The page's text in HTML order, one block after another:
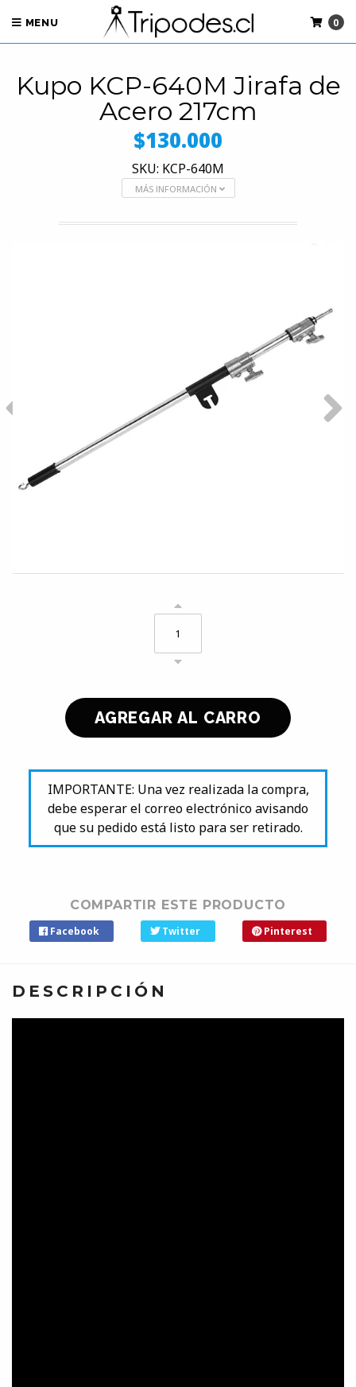
MENU 0
Kupo KCP-640M Jirafa de
Acero 217cm
$130.000
SKU: KCP-640M
MÁS INFORMACIÓN
IMPORTANTE: Una vez realizada la compra,
debe esperar el correo electrónico avisando
que su pedido está listo para ser retirado.
COMPARTIR ESTE PRODUCTO
Facebook Twitter Pinterest
DESCRIPCIÓN